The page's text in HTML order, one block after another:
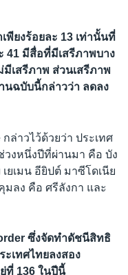
พียงร้อยละ 13 เท่านั้นที่
41 มีสื่อที่มีเสรีภาพบาง
มีเสรีภาพ ส่วนเสรีภาพ
นฉบับนี้กล่าวว่า ลดลง
ล่าวไว้ด้วยว่า ประเทศ
งหนึ่งปีที่ผ่านมา คือ บัง
ยเมน อียิปต์ มาซีโดเนีย
ลง คือ ศรีลังกา และ
ซึ่งจัดทำดัชนีสิทธิ
เทศไทยลงสอง
ที่ 136 ในปีนี้